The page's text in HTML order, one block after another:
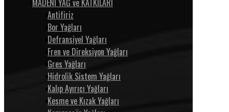
MADENİ YAĞ ve KATKILARI
Antifiriz
Bor Yağları
Defransiyel Yağları
Fren ve Direksiyon Yağları
Gres Yağları
Hidrolik Sistem Yağları
Kalıp Ayırıcı Yağları
Kesme ve Kızak Yağları